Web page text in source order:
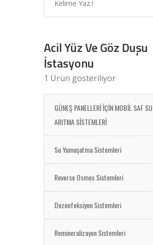
Acil Yüz Ve Göz Duşu
İstasyonu
1 Ürün gösteriliyor
GÜNEŞ PANELLERİ İÇİN MOBİL SAF SU
ARITMA SİSTEMLERİ
Su Yumuşatma Sistemleri
Reverse Osmos Sistemleri
Dezenfeksiyon Sistemleri
Remineralizayon Sistemleri